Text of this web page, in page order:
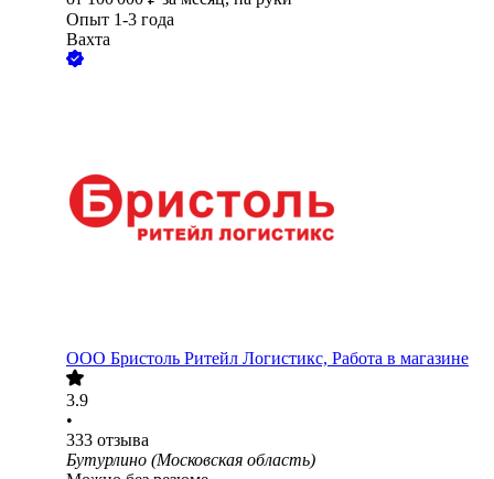
Опыт 1-3 года
Вахта
ООО Бристоль Ритейл Логистикс, Работа в магазине
3.9
•
333 отзыва
Бутурлино (Московская область)